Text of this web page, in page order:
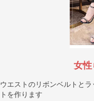
女性
ウエストのリボンベルトと
トを作ります